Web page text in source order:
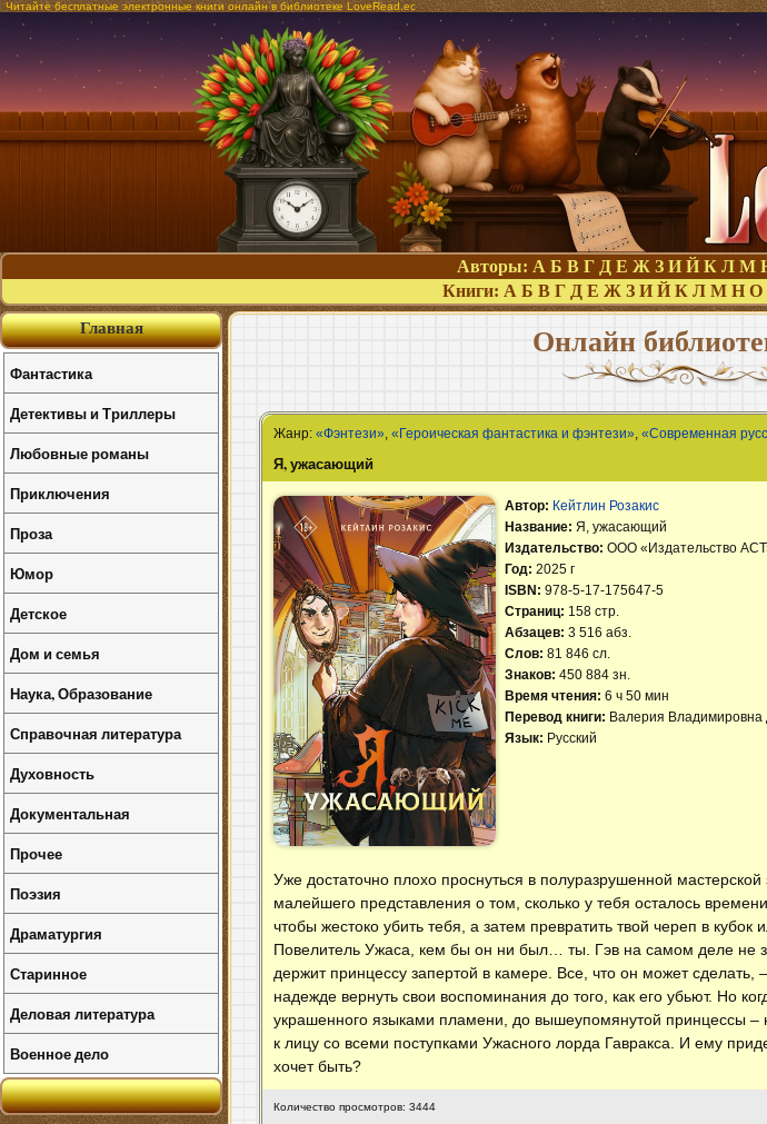
Читайте бесплатные электронные книги онлайн в библиотеке LoveRead.ec
Авторы: А Б В Г Д Е Ж З И Й К Л М
Книги: А Б В Г Д Е Ж З И Й К Л М Н О
Онлайн
Жанр:«Фэнтези»,«Героическая фантастика и фэнтези»,«Современная
Я, ужасающий
Автор: Кейтлин Розакис
Название:Я, ужасающий
Издательство:ООО «Издательство
Год:2025 г
ISBN:978-5-17-175647-5
Страниц: 158 стр.
Абзацев:3 516 абз.
Слов:81 846 сл.
Знаков:450 884 зн.
Время чтения:6 ч 50 мин
Перевод книги: Валерия Владимировна
Язык: Русский
Уже достаточно плохо проснуться в полуразрушенной
малейшего представления о том, сколько у тебя осталось
чтобы жестоко убить тебя, а затем превратить твой череп в
Повелитель Ужаса, кем бы он ни был… ты. Гэв на самом деле не
держит принцессу запертой в камере. Все, что он может сделать,
надежде вернуть свои воспоминания до того, как его убьют. Но
украшенного языками пламени, до вышеупомянутой принцессы –
к лицу со всеми поступками Ужасного лорда Гавракса. И ему
хочет быть?
Количество просмотров: 3444
Главная
Фантастика
Детективы и Триллеры
Любовные романы
Приключения
Проза
Юмор
Детское
Дом и семья
Наука, Образование
Справочная литература
Духовность
Документальная
Прочее
Поэзия
Драматургия
Старинное
Деловая литература
Военное дело